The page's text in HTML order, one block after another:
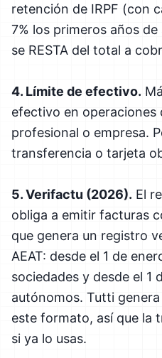
retención de IRPF (con
7% los primeros años
se RESTA del total a
4. Límite de efectivo.
efectivo en operaciones
profesional o empresa.
transferencia o tarjeta
5. Verifactu (2026). El
obliga a emitir facturas
que genera un registro
AEAT: desde el 1 de
sociedades y desde el 1
autónomos. Tutti
este formato, así que la
si ya lo usas.